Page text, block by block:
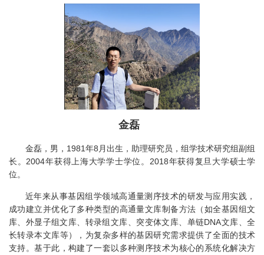
金磊
金磊，男，1981年8月出生，助理研究员，组学技术研究组副组
长。2004年获得上海大学学士学位。2018年获得复旦大学硕士学
位。
近年来从事基因组学领域高通量测序技术的研发与应用实践，
成功建立并优化了多种类型的高通量文库制备方法（如全基因组文
库、外显子组文库、转录组文库、突变体文库、单链DNA文库、全
长转录本文库等），为复杂多样的基因研究需求提供了全面的技术
支持。基于此，构建了一套以多种测序技术为核心的系统化解决方